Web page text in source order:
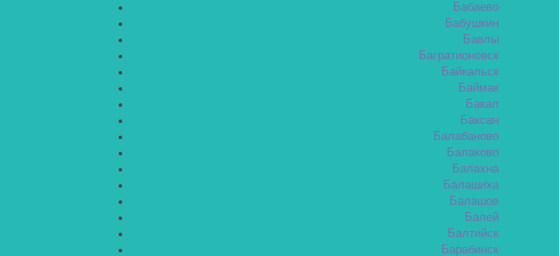
Бабаево
Бабушкин
Бавлы
Багратионовск
Байкальск
Баймак
Бакал
Баксан
Балабаново
Балаково
Балахна
Балашиха
Балашов
Балей
Балтийск
Барабинск